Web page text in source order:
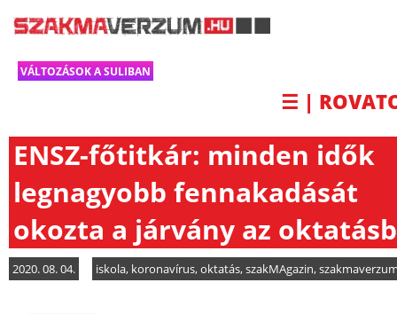
VÁLTOZÁSOK A SULIBAN
☰ |
ENSZ-főtitkár: minden idők
legnagyobb fennakadását
okozta a járvány az
2020. 08. 04. iskola, koronavírus,oktatás,szakMAgazin,